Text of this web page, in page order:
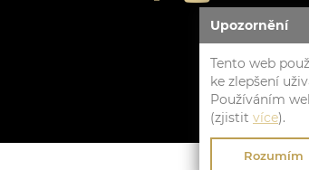
Upozornění
Tento web
ke zlepšení
Používáním
(zjistit více).
Rozumím